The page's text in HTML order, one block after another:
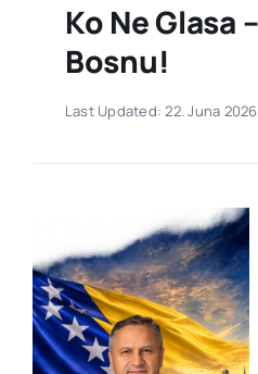
Ko Ne Glasa
Bosnu!
Last Updated: 22. Juna